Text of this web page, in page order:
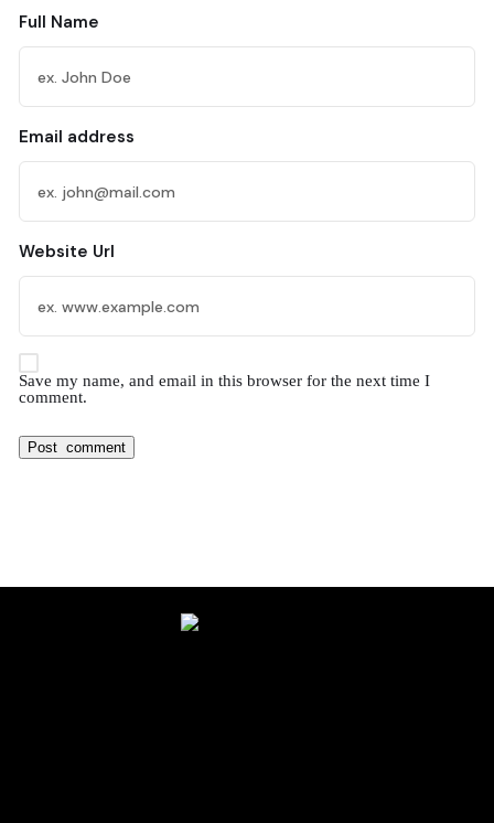
Full Name
Email address
Website Url
Save my name, and email in this browser for the next time I
comment.